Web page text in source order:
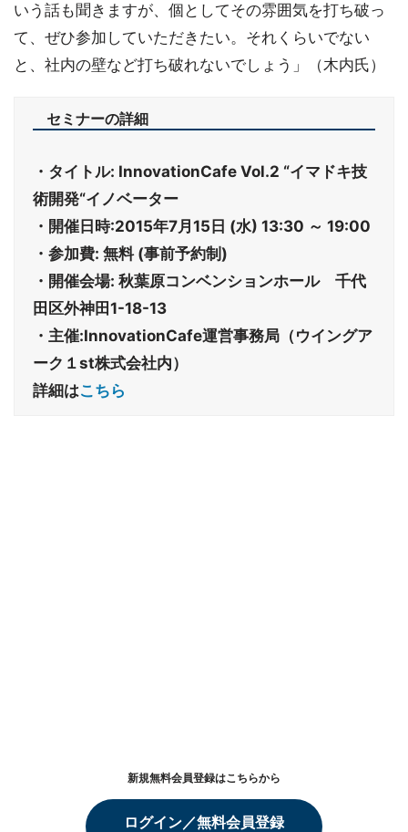
いう話も聞きますが、個としてその雰囲気を打ち破っ
て、ぜひ参加していただきたい。それくらいでない
と、社内の壁など打ち破れないでしょう」（木内氏）
セミナーの詳細
・タイトル: InnovationCafe Vol.2 “イマドキ技
術開発“イノベーター
・開催日時:2015年7月15日 (水) 13:30 ～ 19:00
・参加費: 無料 (事前予約制)
・開催会場: 秋葉原コンベンションホール 千代
田区外神田1-18-13
・主催:InnovationCafe運営事務局（ウイングア
ーク１st株式会社内）
詳細はこちら
新規無料会員登録はこちらから
ログイン／無料会員登録